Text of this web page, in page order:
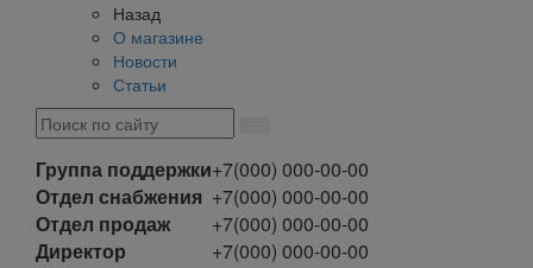
Назад
О магазине
Новости
Статьи
Группа поддержки+7(000) 000-00-00
Отдел снабжения +7(000) 000-00-00
Отдел продаж
+7(000) 000-00-00
Директор
+7(000) 000-00-00